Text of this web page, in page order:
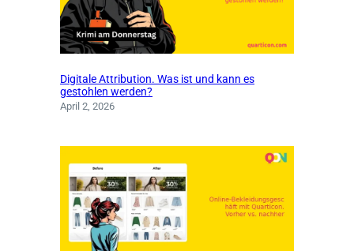
Digitale Attribution. Was ist und kann es
gestohlen werden?
April 2, 2026